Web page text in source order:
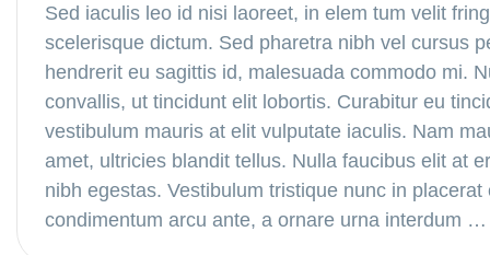
Sed iaculis leo id nisi laoreet, in elem tum velit
scelerisque dictum. Sed pharetra nibh vel cursus
hendrerit eu sagittis id, malesuada commodo mi.
convallis, ut tincidunt elit lobortis. Curabitur eu
vestibulum mauris at elit vulputate iaculis. Nam
amet, ultricies blandit tellus. Nulla faucibus elit at
nibh egestas. Vestibulum tristique nunc in
condimentum arcu ante, a ornare urna interdum …